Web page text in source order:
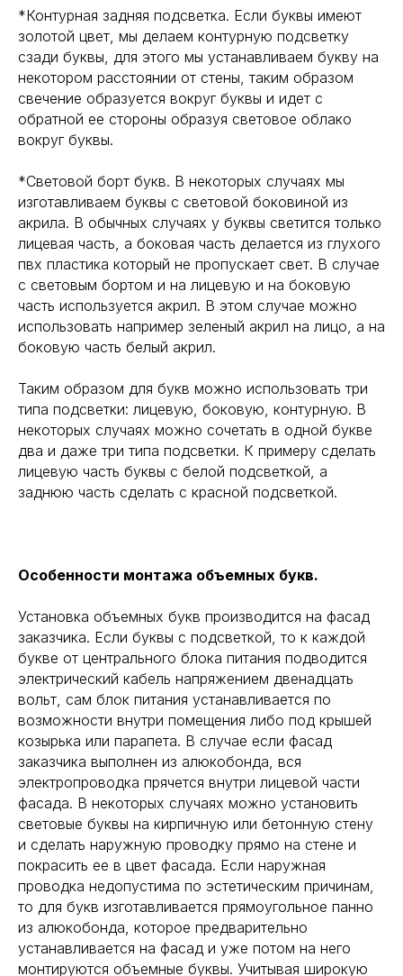
*Контурная задняя подсветка. Если буквы имеют
золотой цвет, мы делаем контурную подсветку
сзади буквы, для этого мы устанавливаем букву на
некотором расстоянии от стены, таким образом
свечение образуется вокруг буквы и идет с
обратной ее стороны образуя световое облако
вокруг буквы.
*Световой борт букв. В некоторых случаях мы
изготавливаем буквы с световой боковиной из
акрила. В обычных случаях у буквы светится только
лицевая часть, а боковая часть делается из глухого
пвх пластика который не пропускает свет. В случае
с световым бортом и на лицевую и на боковую
часть используется акрил. В этом случае можно
использовать например зеленый акрил на лицо, а на
боковую часть белый акрил.
Таким образом для букв можно использовать три
типа подсветки: лицевую, боковую, контурную. В
некоторых случаях можно сочетать в одной букве
два и даже три типа подсветки. К примеру сделать
лицевую часть буквы с белой подсветкой, а
заднюю часть сделать с красной подсветкой.
Особенности монтажа объемных букв.
Установка объемных букв производится на фасад
заказчика. Если буквы с подсветкой, то к каждой
букве от центрального блока питания подводится
электрический кабель напряжением двенадцать
вольт, сам блок питания устанавливается по
возможности внутри помещения либо под крышей
козырька или парапета. В случае если фасад
заказчика выполнен из алюкобонда, вся
электропроводка прячется внутри лицевой части
фасада. В некоторых случаях можно установить
световые буквы на кирпичную или бетонную стену
и сделать наружную проводку прямо на стене и
покрасить ее в цвет фасада. Если наружная
проводка недопустима по эстетическим причинам,
то для букв изготавливается прямоугольное панно
из алюкобонда, которое предварительно
устанавливается на фасад и уже потом на него
монтируются объемные буквы. Учитывая широкую